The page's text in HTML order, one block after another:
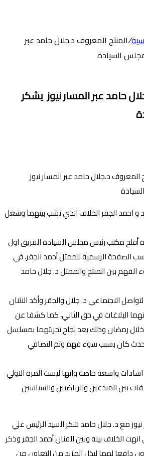
/المنتج المعروف د.جلال حامد عبر
السيادة
حامد عبر المسار نيوز يشكر
و احمد الجقر الخلاف الذي نشب بينهما وشغل
مكتب رئيس مجلس السيادة الفريق اول
الصفحة الرسمية للممثل أحمد الجقر، في
بين المنتج والممثل د. جلال حامد
الاجتماعي د. جلال والجقر وأكد الاثنان
البلاغات في حق الثاني، كما كشفا عن
رمضان وذلك بعد نجاح تجربتهما بمسلسل
كان بسبب سوء فهم وتم التصافي
واسعة خاصة وانها ليست المرة الاولي
بين المبدعين والرياضيين والسياسين
مع د. جلال حامد شكر السيد الرئيس علي
الخلاف بينه وبين الفنان أحمد الجقر وذكر